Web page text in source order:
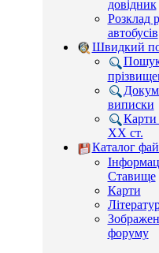
довідник
Розклад
автобусів
Швидкий
виписки
XX ст.
Каталог
Ставище
Карти
форуму